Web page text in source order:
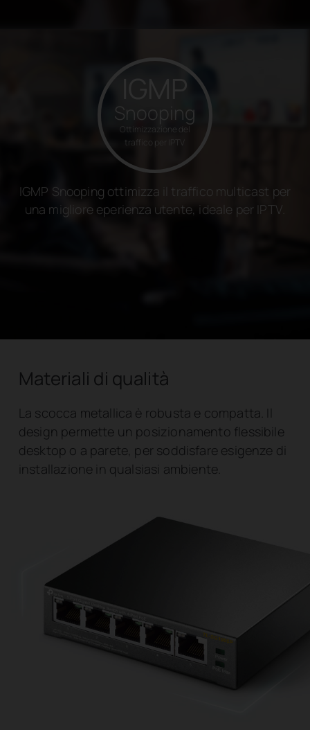
IGMP
Snooping
Ottimizzazione del
traffico per IPTV
IGMP Snooping ottimizza il traffico multicast per
una migliore eperienza utente, ideale per IPTV.
Materiali di qualità
La scocca metallica è robusta e compatta. Il
design permette un posizionamento flessibile
desktop o a parete, per soddisfare esigenze di
installazione in qualsiasi ambiente.